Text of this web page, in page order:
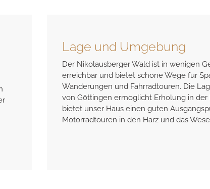
Lage und Umgebung
Der Nikolausberger Wald ist in wenigen
erreichbar und bietet schöne Wege für
Wanderungen und Fahrradtouren. Die
von Göttingen ermöglicht Erholung in der
bietet unser Haus einen guten